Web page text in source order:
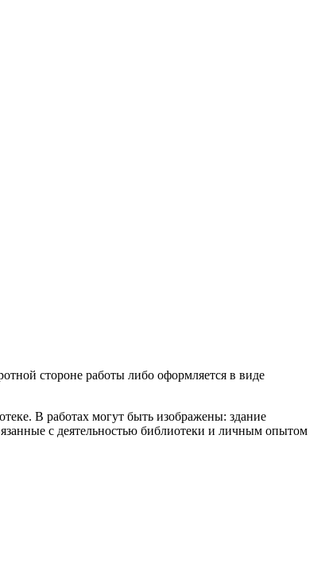
стороне работы либо оформляется в виде
В работах могут быть изображены: здание
с деятельностью библиотеки и личным опытом